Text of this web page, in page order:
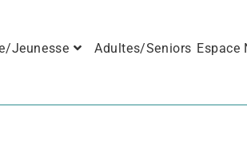
Jeunesse Adultes/Seniors Espace